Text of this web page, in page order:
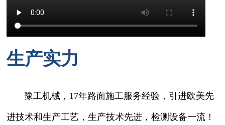
生产实力
豫工机械，17年路面施工服务经验，引进欧美先
进技术和生产工艺，生产技术先进，检测设备一流！